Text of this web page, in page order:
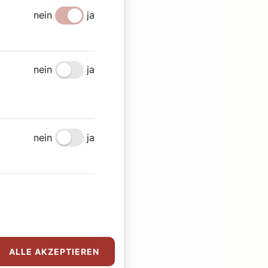
nein
ja
nein ja
nein
ja
ALLE AKZEPTIEREN